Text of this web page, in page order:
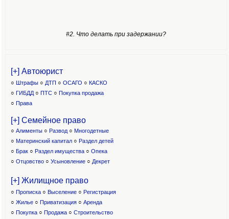
#2. Что делать при задержании?
[+] Автоюрист
○ Штрафы ○ ДТП ○ ОСАГО ○ КАСКО
○ ГИБДД ○ ПТС ○ Покупка продажа
○ Права
[+] Семейное право
○ Алименты ○ Развод ○ Многодетные
○ Материнский капитал○ Раздел детей
○ Брак ○ Раздел имущества ○ Опека
○ Отцовство○ Усыновление ○ Декрет
[+] Жилищное право
○ Прописка ○ Выселение ○ Регистрация
○ Жилье ○ Приватизация ○ Аренда
○ Покупка ○ Продажа ○ Строительство